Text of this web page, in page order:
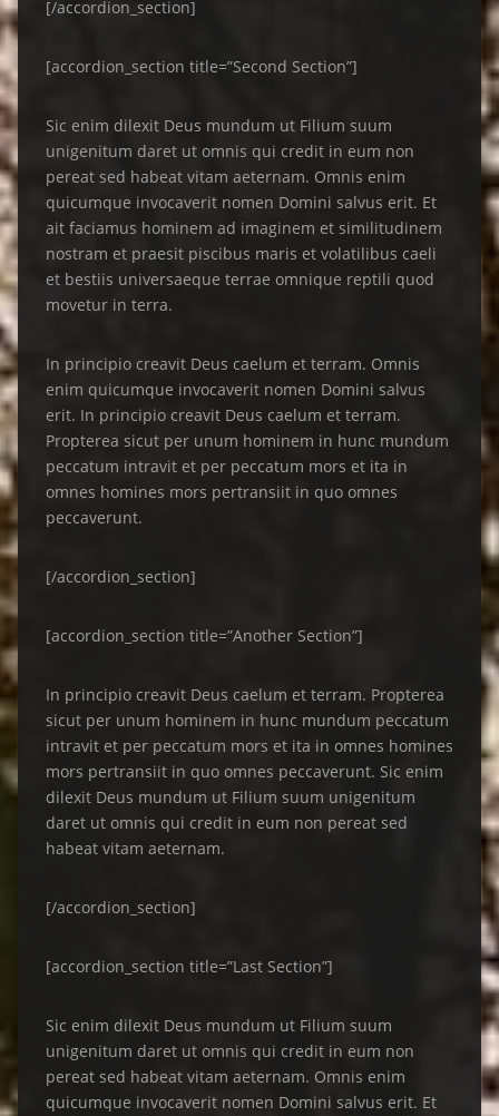
[/accordion_section]
[accordion_section title=”Second Section”]
Sic enim dilexit Deus mundum ut Filium suum
unigenitum daret ut omnis qui credit in eum non
pereat sed habeat vitam aeternam. Omnis enim
quicumque invocaverit nomen Domini salvus erit. Et
ait faciamus hominem ad imaginem et similitudinem
nostram et praesit piscibus maris et volatilibus caeli
et bestiis universaeque terrae omnique reptili quod
movetur in terra.
In principio creavit Deus caelum et terram. Omnis
enim quicumque invocaverit nomen Domini salvus
erit. In principio creavit Deus caelum et terram.
Propterea sicut per unum hominem in hunc mundum
peccatum intravit et per peccatum mors et ita in
omnes homines mors pertransiit in quo omnes
peccaverunt.
[/accordion_section]
[accordion_section title=”Another Section”]
In principio creavit Deus caelum et terram. Propterea
sicut per unum hominem in hunc mundum peccatum
intravit et per peccatum mors et ita in omnes homines
mors pertransiit in quo omnes peccaverunt. Sic enim
dilexit Deus mundum ut Filium suum unigenitum
daret ut omnis qui credit in eum non pereat sed
habeat vitam aeternam.
[/accordion_section]
[accordion_section title=”Last Section”]
Sic enim dilexit Deus mundum ut Filium suum
unigenitum daret ut omnis qui credit in eum non
pereat sed habeat vitam aeternam. Omnis enim
quicumque invocaverit nomen Domini salvus erit. Et